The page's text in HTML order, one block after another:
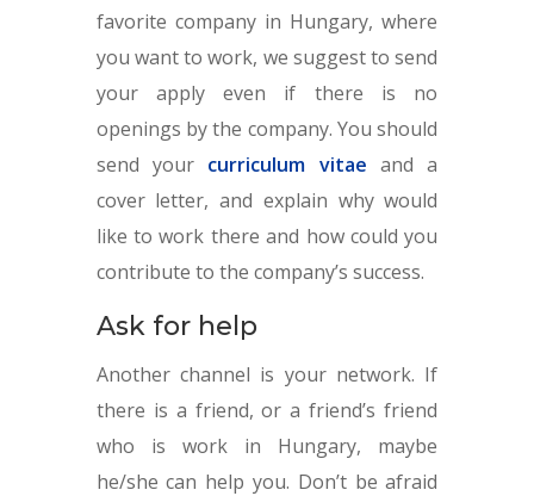
favorite company in Hungary, where
you want to work, we suggest to send
your apply even if there is no
openings by the company. You should
send your curriculum vitae and a
cover letter, and explain why would
like to work there and how could you
contribute to the company’s success.
Ask for help
Another channel is your network. If
there is a friend, or a friend’s friend
who is work in Hungary, maybe
he/she can help you. Don’t be afraid